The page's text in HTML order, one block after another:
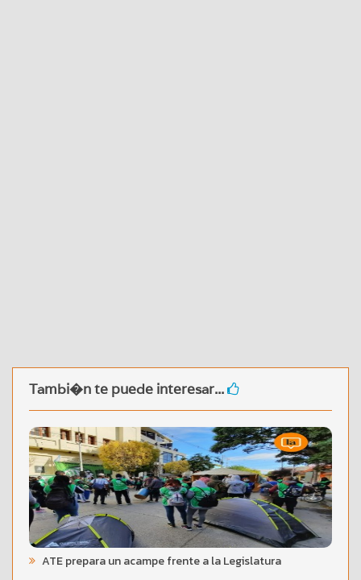
Tambi�n te puede interesar...
ATE prepara un acampe frente a la Legislatura